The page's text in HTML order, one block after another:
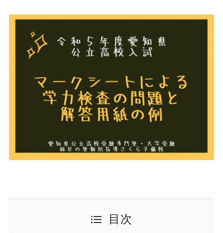
目次